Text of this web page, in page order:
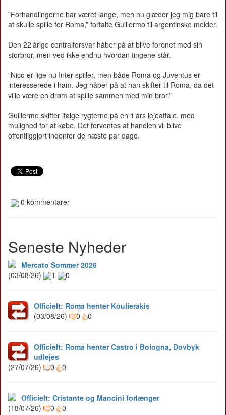
”Forhandlingerne har været lange, men nu glæder jeg mig bare til
at skulle spille for Roma,” fortalte Guillermo til argentinske meider.
Den 22’årige centralforsvar håber på at blive forenet med sin
storbror, men ved ikke endnu hvordan tingene står.
”Nico er lige nu Inter spiller, men både Roma og Juventus er
interesserede i ham. Jeg håber på at han skifter til Roma, da det
ville være en drøm at spille sammen med min bror.”
Guillermo skifter ifølge rygterne på en 1’års lejeaftale, med
mulighed for at købe. Det forventes at handlen vil blive
offentliggjort indenfor de næste par dage.
0 kommentarer
Seneste Nyheder
Mercato Sommer 2026
(03/08/26)
1 0
Officielt: Roma henter Koulierakis
(03/08/26)
0 0
Officielt: Roma henter Castro i Bologna, Dovbyk
udlejes
(27/07/26)
0 0
Officielt: Cristante og Mancini forlænger
(18/07/26)
0 0